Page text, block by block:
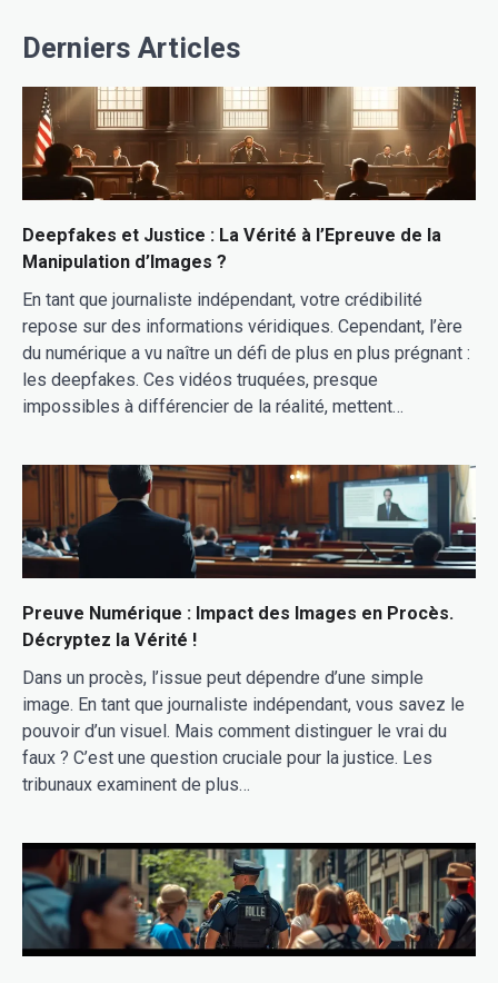
Derniers Articles
Deepfakes et Justice : La Vérité à l’Epreuve de la
Manipulation d’Images ?
En tant que journaliste indépendant, votre crédibilité
repose sur des informations véridiques. Cependant, l’ère
du numérique a vu naître un défi de plus en plus prégnant :
les deepfakes. Ces vidéos truquées, presque
impossibles à différencier de la réalité, mettent…
Preuve Numérique : Impact des Images en Procès.
Décryptez la Vérité !
Dans un procès, l’issue peut dépendre d’une simple
image. En tant que journaliste indépendant, vous savez le
pouvoir d’un visuel. Mais comment distinguer le vrai du
faux ? C’est une question cruciale pour la justice. Les
tribunaux examinent de plus…